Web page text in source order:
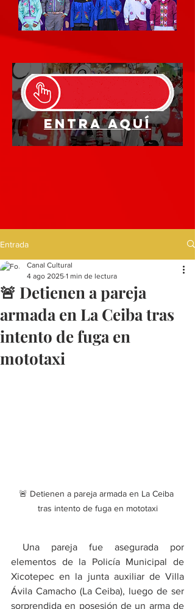
Entra aquí
Entrada
🚨 Detienen a pareja
armada en La Ceiba tras
intento de fuga en
mototaxi
Canal Cultural
4 ago 2025 1 min de lectura
🚨 Detienen a pareja armada en La Ceiba
tras intento de fuga en mototaxi
Una pareja fue asegurada por
elementos de la Policía Municipal de
Xicotepec en la junta auxiliar de Villa
Ávila Camacho (La Ceiba), luego de ser
sorprendida en posesión de un arma de